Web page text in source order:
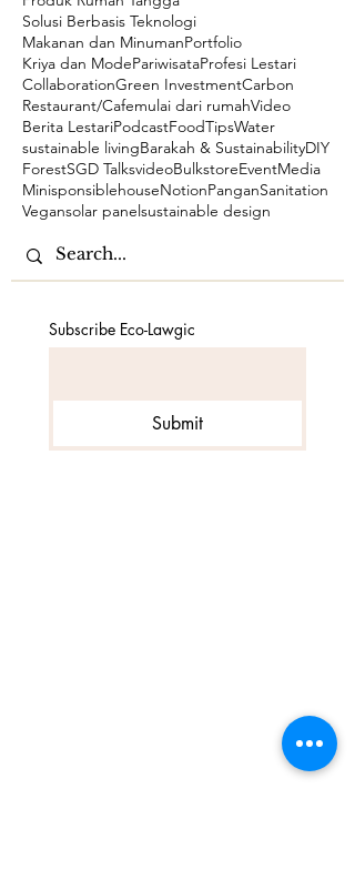
Solusi Berbasis Teknologi
Makanan dan MinumanPortfolio
Kriya dan ModePariwisataProfesi Lestari
CollaborationGreen InvestmentCarbon
Restaurant/Cafemulai dari rumahVideo
Berita LestariPodcastFoodTipsWater
sustainable livingBarakah & SustainabilityDIY
ForestSGD TalksvideoBulkstoreEventMedia
MinisponsiblehouseNotionPanganSanitation
Vegansolar panelsustainable design
Subscribe Eco-Lawgic
Submit